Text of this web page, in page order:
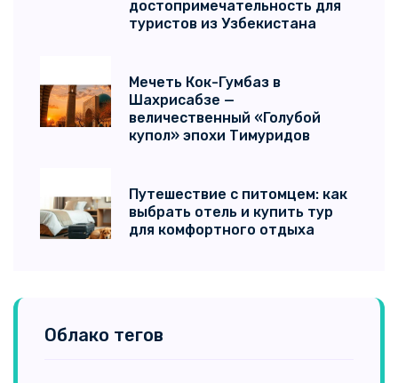
достопримечательность для
туристов из Узбекистана
Мечеть Кок-Гумбаз в
Шахрисабзе —
величественный «Голубой
купол» эпохи Тимуридов
Путешествие с питомцем: как
выбрать отель и купить тур
для комфортного отдыха
Облако тегов